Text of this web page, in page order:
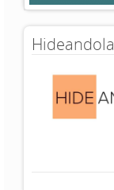
Hideandola